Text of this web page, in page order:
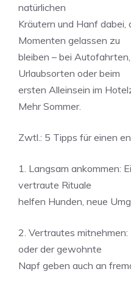
natürlichen
Kräutern und Hanf dabei,
Momenten gelassen zu
bleiben – bei
Urlaubsorten oder beim
ersten Alleinsein im
Mehr Sommer.
Zwtl.: 5 Tipps für einen
1. Langsam ankommen:
vertraute Rituale
helfen Hunden, neue
2. Vertrautes
oder der gewohnte
Napf geben auch an